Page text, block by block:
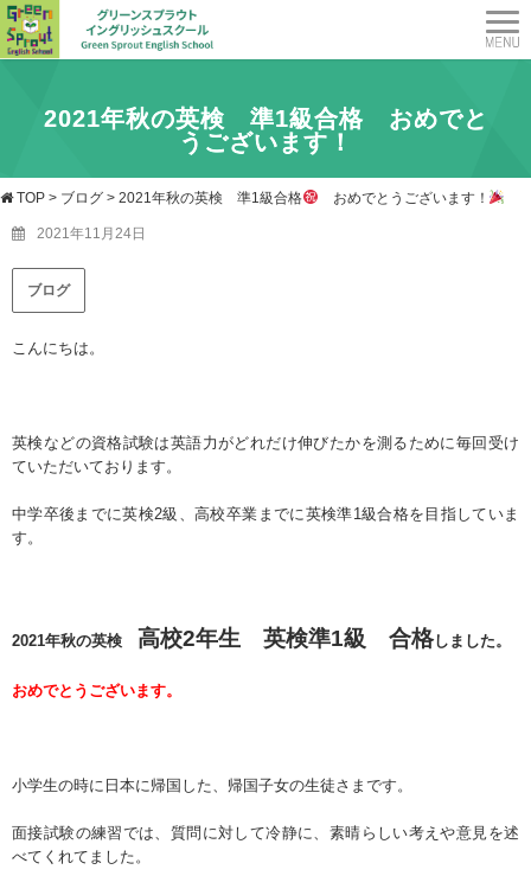
2021年秋の英検 準1級合格 おめでと
うございます！
TOP > ブログ > 2021年秋の英検 準1級合格 おめでとうございます！
2021年11月24日
ブログ
こんにちは。
英検などの資格試験は英語力がどれだけ伸びたかを測るために毎回受け
ていただいております。
中学卒後までに英検2級、高校卒業までに英検準1級合格を目指していま
す。
2021年秋の英検 高校2年生 英検準1級 合格しました。
おめでとうございます。
小学生の時に日本に帰国した、帰国子女の生徒さまです。
面接試験の練習では、質問に対して冷静に、素晴らしい考えや意見を述
べてくれてました。